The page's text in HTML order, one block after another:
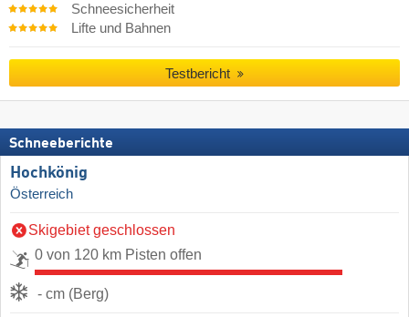
Schneesicherheit
Lifte und Bahnen
Testbericht
Schneeberichte
Hochkönig
Österreich
Skigebiet geschlossen
0 von 120 km Pisten offen
- cm (Berg)